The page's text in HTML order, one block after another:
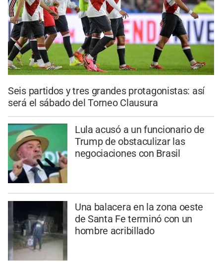
Seis partidos y tres grandes protagonistas: así
será el sábado del Torneo Clausura
Lula acusó a un funcionario de
Trump de obstaculizar las
negociaciones con Brasil
Una balacera en la zona oeste
de Santa Fe terminó con un
hombre acribillado